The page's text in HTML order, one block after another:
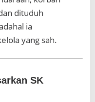
dituduh
ia
yang sah.
SK